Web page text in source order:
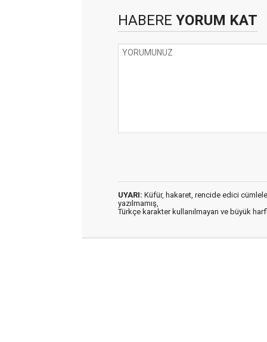
HABERE YORUM KAT
UYARI: Küfür, hakaret, rencide edici
yazılmamış,
Türkçe karakter kullanılmayan ve büyük